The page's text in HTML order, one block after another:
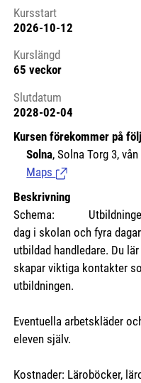
Kursstart 6213588
Kursstart
2026-10-12
Kurslängd
65 veckor
Slutdatum
2028-02-04
Kursen förekommer på
Solna, Solna Torg 3,
Maps (Länk till extern
Beskrivning
Schema: Utbildningen
dag i skolan och fyra
utbildad handledare. Du
skapar viktiga kontakter
utbildningen.
Eventuella arbetskläder
eleven själv.
Kostnader: Läroböcker,